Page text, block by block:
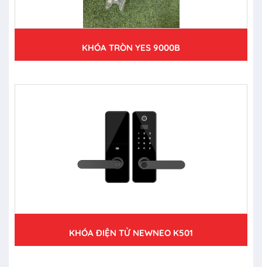
KHÓA TRÒN YES 9000B
KHÓA ĐIỆN TỬ NEWNEO K501